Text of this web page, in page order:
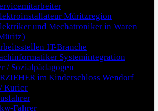
Müritzregion
und Mechatroniker in Waren
IT-Branche
Systemintegration
/ Sozialpädagogen
im Kinderschloss Wendorf
Kurier
Fahrer